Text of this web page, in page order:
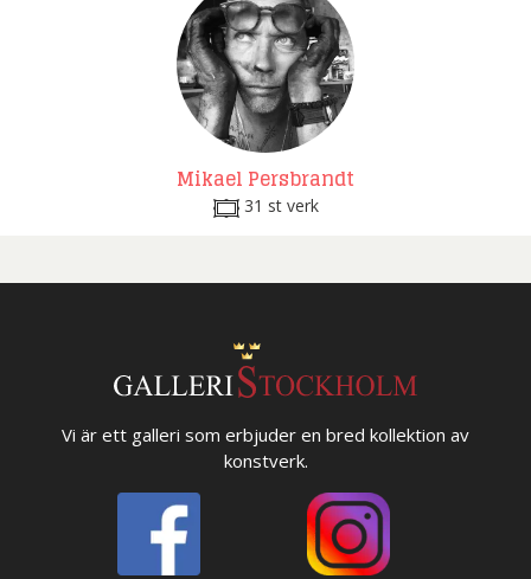
Mikael Persbrandt
31 st verk
Vi är ett galleri som erbjuder en bred kollektion av
konstverk.